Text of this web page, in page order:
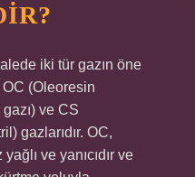
iki tür gazın öne
OC (Oleoresin
ve CS
gazlarıdır. OC,
ve yanıcıdır ve